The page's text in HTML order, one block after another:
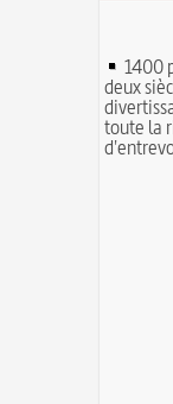
1400
deux
toute la